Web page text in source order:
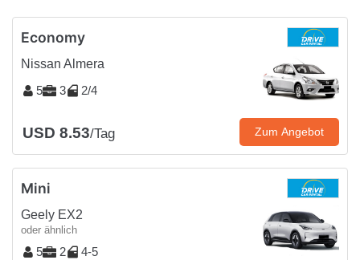
Economy
Nissan Almera
5
3 2/4
USD 8.53/Tag Zum Angebot
Mini
Geely EX2
oder ähnlich
5 2 4-5